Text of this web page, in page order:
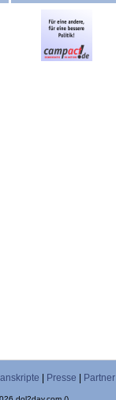
Presse Partner